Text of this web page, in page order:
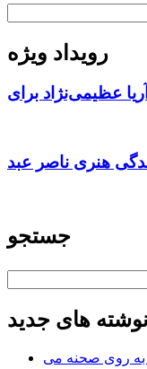
رویداد ویژه
جستجو
نوشته های جدید
به روی صحنه می